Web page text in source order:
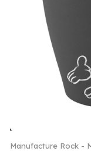
Manufacture Rock -